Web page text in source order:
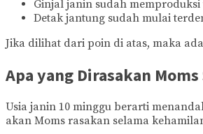
Ginjal janin sudah
Detak jantung sudah mulai
Jika dilihat dari poin di atas, maka
Apa yang Dirasakan
Usia janin 10 minggu berarti
akan Moms rasakan selama